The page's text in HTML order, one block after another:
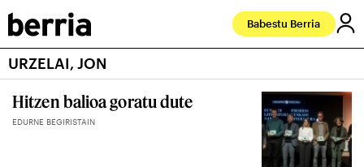
Babestu Berria
URZELAI, JON
Hitzen balioa goratu dute
EDURNE BEGIRISTAIN